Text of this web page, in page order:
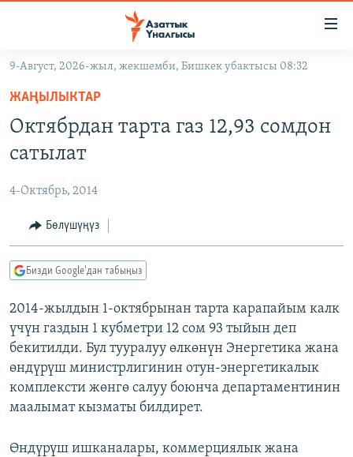
Навигацияга
өтүңүз
Издөөгө
салыңыз
КЫРГЫЗСТАН
КЫРГЫЗСТАН
ЭКОНОМИКА
МАДАНИЯТ
БОРБОР АЗИЯ
АТАЙЫН ИЛИКТӨӨ
ТВ ПРОГРАММАЛАР
ЭКСПЕРТТЕР ТАЛДАЙТ
БИЗ ЖАНА ДҮЙНӨ
ДАНИСТЕ
ЭЖЕ-СИҢДИЛЕР
ӨЗГӨЧӨ ПИКИР
Русский
ОНЛАЙН ШЕРИНЕ
9-Август, 2026-жыл, жекшемби, Бишкек убактысы 08:32
ЖАҢЫЛЫКТАР
Октябрдан тарта газ 12,93 сомдон
сатылат
4-Октябрь, 2014
Бөлүшүңүз
Бизди Google'дан табыңыз
2014-жылдын 1-октябрынан тарта карапайым калк
үчүн газдын 1 кубметри 12 сом 93 тыйын деп
бекитилди. Бул тууралуу өлкөнүн Энергетика жана
өндүрүш министрлигинин отун-энергетикалык
комплексти жөнгө салуу боюнча департаментинин
маалымат кызматы билдирет.
Өндүрүш ишканалары, коммерциялык жана